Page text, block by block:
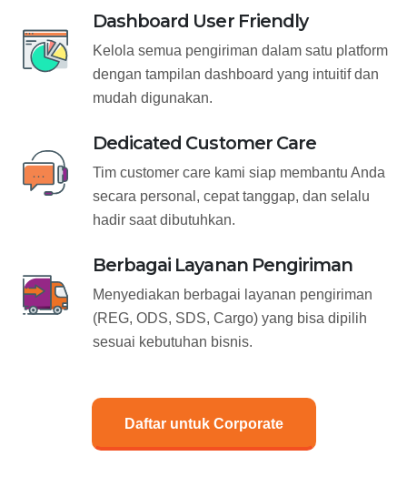
Dashboard User Friendly
Kelola semua pengiriman dalam satu platform
dengan tampilan dashboard yang intuitif dan
mudah digunakan.
Dedicated Customer Care
Tim customer care kami siap membantu Anda
secara personal, cepat tanggap, dan selalu
hadir saat dibutuhkan.
Berbagai Layanan Pengiriman
Menyediakan berbagai layanan pengiriman
(REG, ODS, SDS, Cargo) yang bisa dipilih
sesuai kebutuhan bisnis.
Daftar untuk Corporate